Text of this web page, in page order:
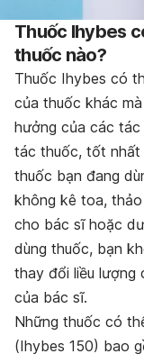
Thuốc Ihybes
thuốc nào?
Thuốc Ihybes có
của thuốc khác
hưởng của các
tác thuốc, tốt nhất
thuốc bạn đang
không kê toa,
cho bác sĩ hoặc
dùng thuốc, bạn
thay đổi liều lượng
của bác sĩ.
Những thuốc có
(Ihybes 150) bao